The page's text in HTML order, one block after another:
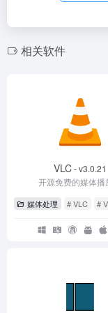
ei
相关软件
VLC- v3.0.21
开源免费的媒体播
媒体处理 # VLC #